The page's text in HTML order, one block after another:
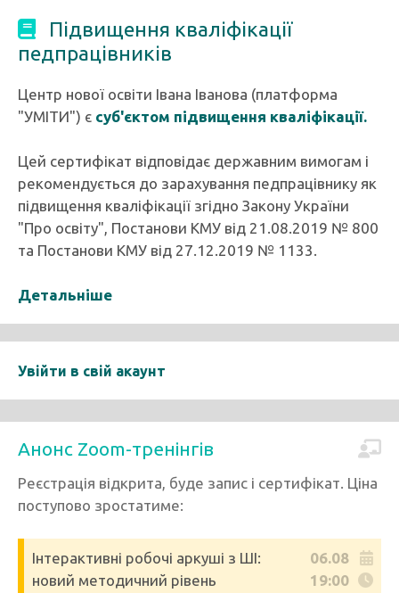
Підвищення кваліфікації
педпрацівників
Центр нової освіти Івана Іванова (платформа
"УМІТИ") є суб'єктом підвищення кваліфікації.
Цей сертифікат відповідає державним вимогам і
рекомендується до зарахування педпрацівнику як
підвищення кваліфікації згідно Закону України
"Про освіту", Постанови КМУ від 21.08.2019 № 800
та Постанови КМУ від 27.12.2019 № 1133.
Детальніше
Увійти в свій акаунт
Анонс Zoom-тренінгів
Реєстрація відкрита, буде запис і сертифікат. Ціна
поступово зростатиме:
Інтерактивні робочі аркуші з ШІ:
новий методичний рівень
06.08
19:00